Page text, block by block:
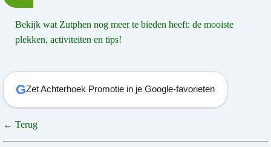
Bekijk wat Zutphen nog meer te bieden heeft: de mooiste
plekken, activiteiten en tips!
GZet Achterhoek Promotie in je Google-favorieten
← Terug